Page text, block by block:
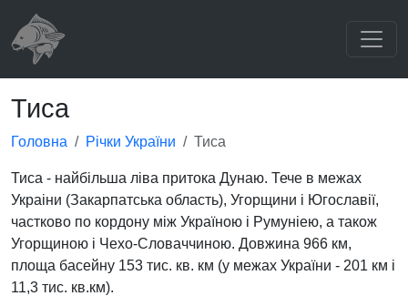
Тиса
Головна Річки України Тиса
Тиса - найбільша ліва притока Дунаю. Тече в межах
Украіни (Закарпатська область), Угорщини і Югославії,
частково по кордону між Україною i Румуніею, а також
Угорщиною i Чехо-Словаччиною. Довжина 966 км,
площа басейну 153 тис. кв. км (у межах України - 201 км i
11,3 тис. кв.км).